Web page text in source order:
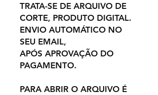
TRATA-SE DE ARQUIVO DE
CORTE, PRODUTO DIGITAL.
ENVIO AUTOMÁTICO NO
SEU EMAIL,
APÓS APROVAÇÃO DO
PAGAMENTO.
PARA ABRIR O ARQUIVO É